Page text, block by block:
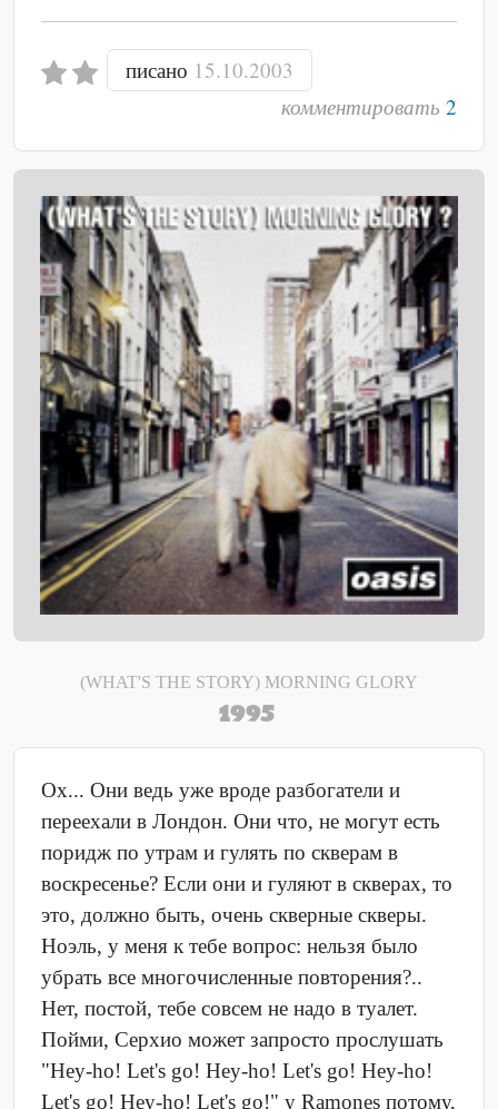
писано 15.10.2003
комментировать 2
(WHAT'S THE STORY) MORNING GLORY
1995
Ох... Они ведь уже вроде разбогатели и
переехали в Лондон. Они что, не могут есть
поридж по утрам и гулять по скверам в
воскресенье? Если они и гуляют в скверах, то
это, должно быть, очень скверные скверы.
Ноэль, у меня к тебе вопрос: нельзя было
убрать все многочисленные повторения?..
Нет, постой, тебе совсем не надо в туалет.
Пойми, Серхио может запросто прослушать
"Hey-ho! Let's go! Hey-ho! Let's go! Hey-ho!
Let's go! Hey-ho! Let's go!" у Ramones потому,